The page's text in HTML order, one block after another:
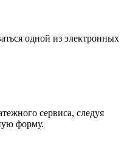
одной из электронных
сервиса, следуя
форму.